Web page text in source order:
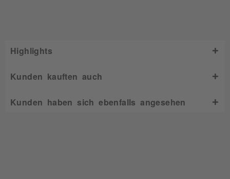
Highlights
Kunden kauften auch
Kunden haben sich ebenfalls angesehen